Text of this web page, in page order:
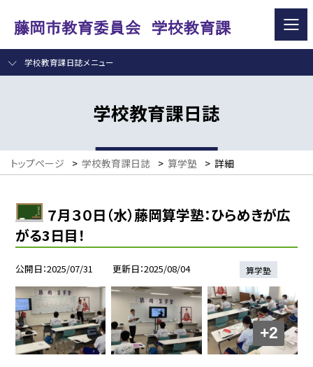
学校教育課日誌メニュー
学校教育課日誌
トップページ > 学校教育課日誌 > 算学塾 > 詳細
７月３０日（水）藤岡算学塾：ひらめきが広
がる3日目！
公開日 2025/07/31 更新日 2025/08/04 算学塾
+2